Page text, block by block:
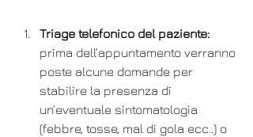
Triage telefonico del paziente:
prima dell’appuntamento verranno
poste alcune domande per
stabilire la presenza di
un’eventuale sintomatologia
(febbre, tosse, mal di gola ecc..) o